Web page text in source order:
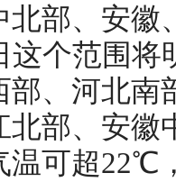
北部、安徽
这个范围将
部、河北南
北部、安徽
温可超22℃